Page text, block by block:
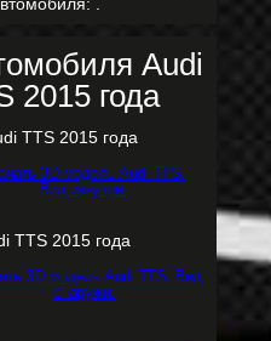
Audi
2015 года
TTS 2015 года
TTS 2015 года